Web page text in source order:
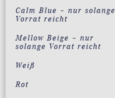
Calm Blue – nur solange
Vorrat reicht
Mellow Beige – nur
solange Vorrat reicht
Weiß
Rot